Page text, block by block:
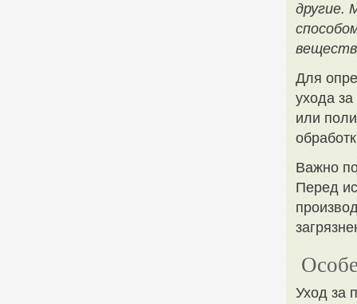
другие.
Для
ухода
или
Важно
Перед
Уход за